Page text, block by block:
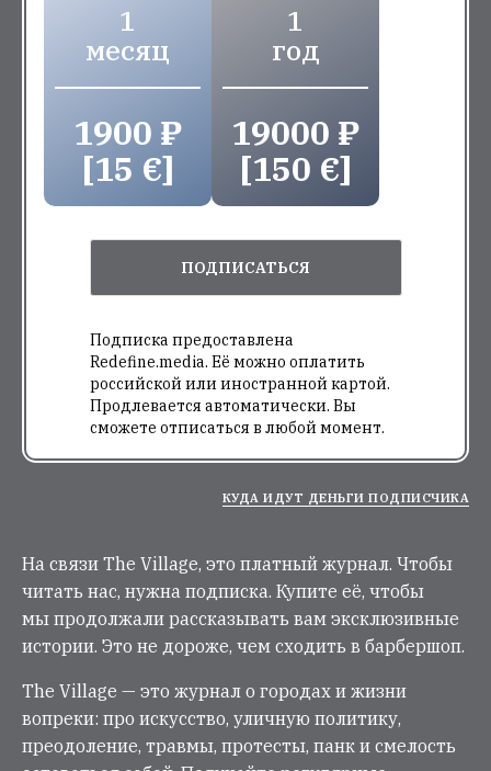
1
месяц
1900 ₽
[15 €]
1
год
19000 ₽
[150 €]
ПОДПИСАТЬСЯ
Подписка предоставлена
Redefine.media. Её можно оплатить
российской или иностранной картой.
Продлевается автоматически. Вы
сможете отписаться в любой момент.
КУДА ИДУТ ДЕНЬГИ ПОДПИСЧИКА
На связи The Village, это платный журнал. Чтобы
читать нас, нужна подписка. Купите её, чтобы
мы продолжали рассказывать вам эксклюзивные
истории. Это не дороже, чем сходить в барбершоп.
The Village — это журнал о городах и жизни
вопреки: про искусство, уличную политику,
преодоление, травмы, протесты, панк и смелость